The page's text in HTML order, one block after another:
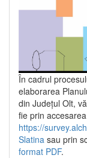
În cadrul
elaborarea
din Județul Olt,
fie prin
https://
Slatina sau prin
format PDF.